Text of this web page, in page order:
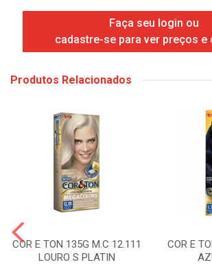
Faça seu login ou
cadastre-se para ver preços e
Produtos Relacionados
COR E TON 135G M.C 12.111
LOURO S PLATIN
COR E